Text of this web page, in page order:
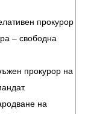
прокурор
– свободна
прокурор на
на